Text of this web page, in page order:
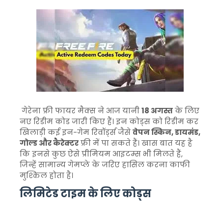
गेरेना फ्री फायर मैक्स ने आज यानी18 अगस्तके लिए
नए रिडीम कोड जारी किए हैं। इन कोड्स को रिडीम कर
खिलाड़ी कई इन-गेम रिवॉर्ड्स जैसेवेपन स्किन, डायमंड,
गोल्ड और कैरेक्टरफ्री में पा सकते हैं। खास बात यह है
कि इनसे कुछ ऐसे प्रीमियम आइटम्स भी मिलते हैं,
जिन्हें सामान्य गेमप्ले के जरिए हासिल करना काफी
मुश्किल होता है।
लिमिटेड टाइम के लिए कोड्स